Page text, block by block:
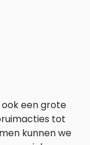
een grote
tot
kunnen we